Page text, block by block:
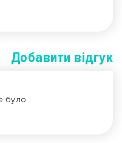
Добавити вiдгук
було.